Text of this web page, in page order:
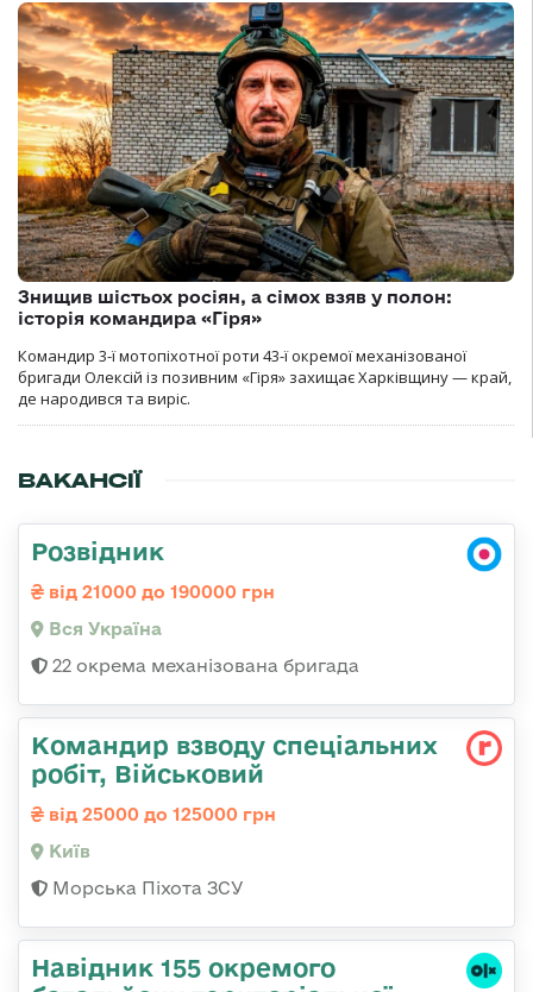
Знищив шістьох росіян, а сімох взяв у полон:
історія командира «Гіря»
Командир 3-ї мотопіхотної роти 43-ї окремої механізованої
бригади Олексій із позивним «Гіря» захищає Харківщину — край,
де народився та виріс.
ВАКАНСІЇ
Розвідник
від 21000 до 190000 грн
Вся Україна
22 окрема механізована бригада
Командир взводу спеціальних
робіт, Військовий
від 25000 до 125000 грн
Київ
Морська Піхота ЗСУ
Навідник 155 окремого